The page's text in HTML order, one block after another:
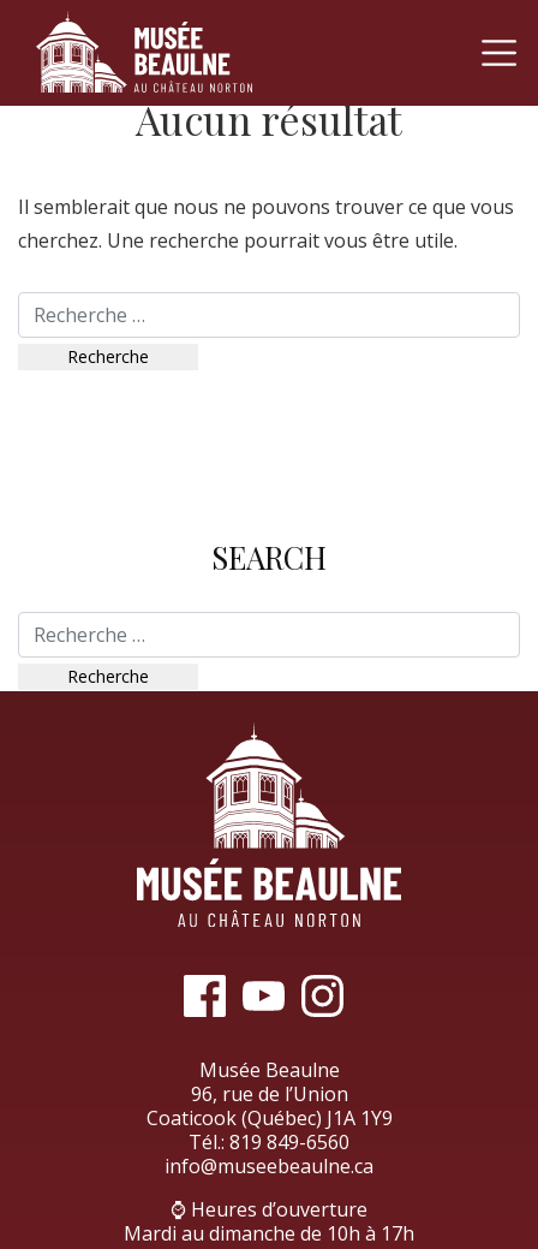
Passer au contenu
Navigation
Aucun résultat
Il semblerait que nous ne pouvons trouver ce que vous
cherchez. Une recherche pourrait vous être utile.
Recherche
SEARCH
Recherche
Musée Beaulne
96, rue de l’Union
Coaticook (Québec) J1A 1Y9
Tél.: 819 849-6560
info@museebeaulne.ca
⌚ Heures d’ouverture
Mardi au dimanche de 10h à 17h